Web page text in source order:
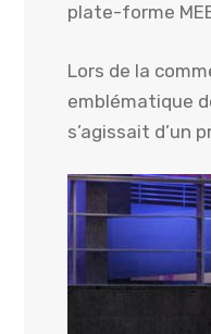
plate-forme
Lors de la
emblématique
s’agissait d’un